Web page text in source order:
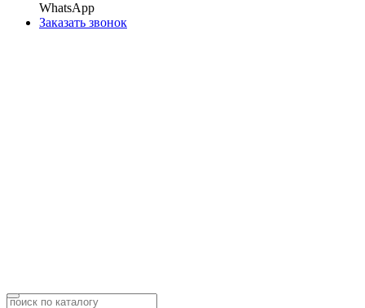
WhatsApp
Заказать звонок